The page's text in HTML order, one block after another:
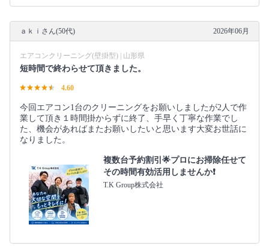
ａｋｉさん(50代) 2026年06月
エアコンクリーニング(壁掛型) | 山形県
短時間で終わらせて頂きました。
4.60
今回エアコン1台のクリーニングをお願いしましたが2人で作
業して頂き１時間掛からずに終了、手早く丁寧な作業でし
た、機会があればまたお願いしたいと思います大変お世話に
なりました。
複数台予約割引🌟プロにお掃除任せて
その時間有効活用しませんか❗️
T.K Group株式会社